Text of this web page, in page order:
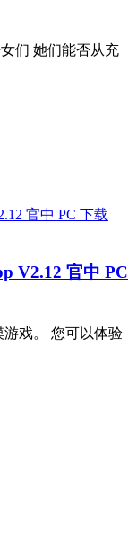
们 她们能否从充
V2.12 官中 PC
戏。 您可以体验